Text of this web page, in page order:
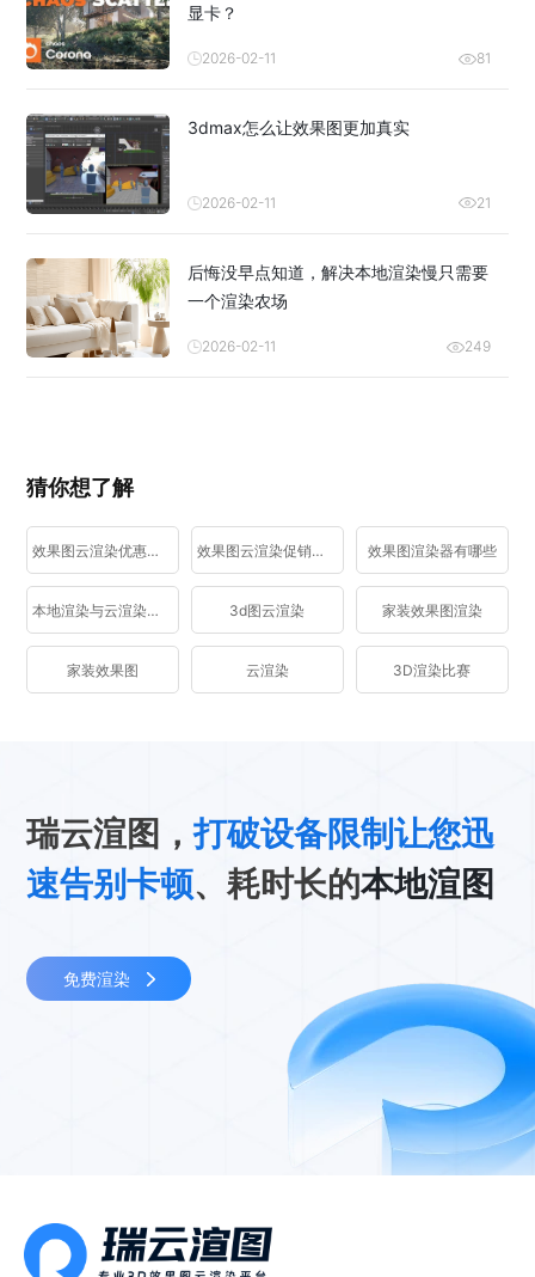
显卡？
2026-02-11 81
3dmax怎么让效果图更加真实
2026-02-11 21
后悔没早点知道，解决本地渲染慢只需要
一个渲染农场
2026-02-11 249
猜你想了解
效果图云渲染优惠活动 效果图云渲染促销活动 效果图渲染器有哪些
本地渲染与云渲染区别 3d图云渲染 家装效果图渲染
家装效果图 云渲染 3D渲染比赛
瑞云渲图，打破设备限制让您迅
速告别卡顿、耗时长的本地渲图
免费渲染